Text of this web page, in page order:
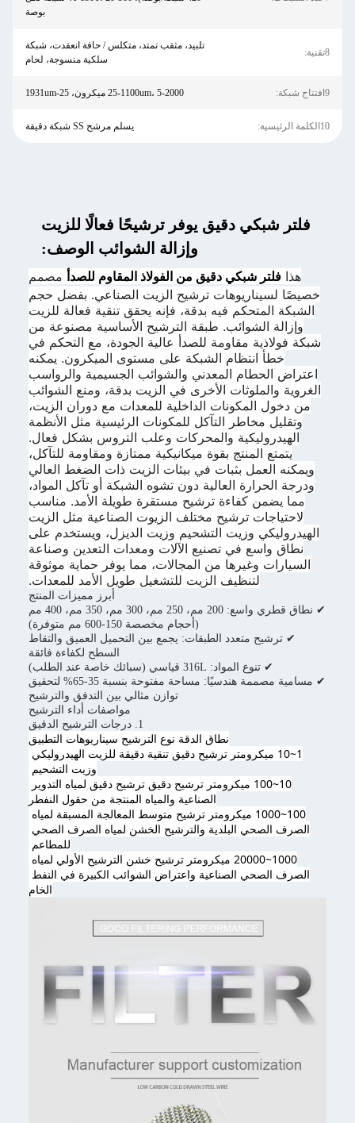
بوصة
8تقنية:
تلبيد، مثقب تمتد، متكلس / حافة انعقدت، شبكة
سلكية منسوجة، لحام
9افتتاح شبكة: 25-1100um، 5-2000 ميكرون، 25-1931um
10الكلمة الرئيسية: يسلم مرشح SS شبكة دقيقة
فلتر شبكي دقيق يوفر ترشيحًا فعالًا للزيت
وإزالة الشوائب الوصف:
هذا فلتر شبكي دقيق من الفولاذ المقاوم للصدأ مصمم
خصيصًا لسيناريوهات ترشيح الزيت الصناعي. بفضل حجم
الشبكة المتحكم فيه بدقة، فإنه يحقق تنقية فعالة للزيت
وإزالة الشوائب. طبقة الترشيح الأساسية مصنوعة من
شبكة فولاذية مقاومة للصدأ عالية الجودة، مع التحكم في
خطأ انتظام الشبكة على مستوى الميكرون. يمكنه
اعتراض الحطام المعدني والشوائب الجسيمية والرواسب
الغروية والملوثات الأخرى في الزيت بدقة، ومنع الشوائب
من دخول المكونات الداخلية للمعدات مع دوران الزيت،
وتقليل مخاطر التآكل للمكونات الرئيسية مثل الأنظمة
الهيدروليكية والمحركات وعلب التروس بشكل فعال.
يتمتع المنتج بقوة ميكانيكية ممتازة ومقاومة للتآكل،
ويمكنه العمل بثبات في بيئات الزيت ذات الضغط العالي
ودرجة الحرارة العالية دون تشوه الشبكة أو تآكل المواد،
مما يضمن كفاءة ترشيح مستقرة طويلة الأمد. مناسب
لاحتياجات ترشيح مختلف الزيوت الصناعية مثل الزيت
الهيدروليكي وزيت التشحيم وزيت الديزل، ويستخدم على
نطاق واسع في تصنيع الآلات ومعدات التعدين وصناعة
السيارات وغيرها من المجالات، مما يوفر حماية موثوقة
لتنظيف الزيت للتشغيل طويل الأمد للمعدات.
أبرز مميزات المنتج
✔ نطاق قطري واسع: 200 مم، 250 مم، 300 مم، 350 مم، 400 مم
(أحجام مخصصة 150-600 مم متوفرة)
✔ ترشيح متعدد الطبقات: يجمع بين التحميل العميق والتقاط
السطح لكفاءة فائقة
✔ تنوع المواد: 316L قياسي (سبائك خاصة عند الطلب)
✔ مسامية مصممة هندسيًا: مساحة مفتوحة بنسبة 35-65% لتحقيق
توازن مثالي بين التدفق والترشيح
مواصفات أداء الترشيح
1. درجات الترشيح الدقيق
نطاق الدقة نوع الترشيح سيناريوهات التطبيق
وزيت التشحيم
الصناعية والمياه المنتجة من حقول النفطر
للمطاعم
الخام